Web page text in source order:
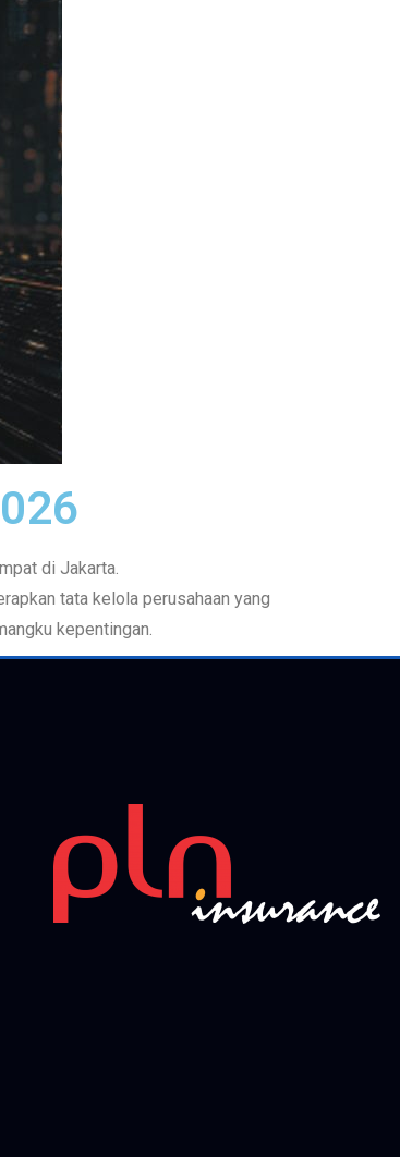
di Jakarta.
tata kelola perusahaan yang
kepentingan.